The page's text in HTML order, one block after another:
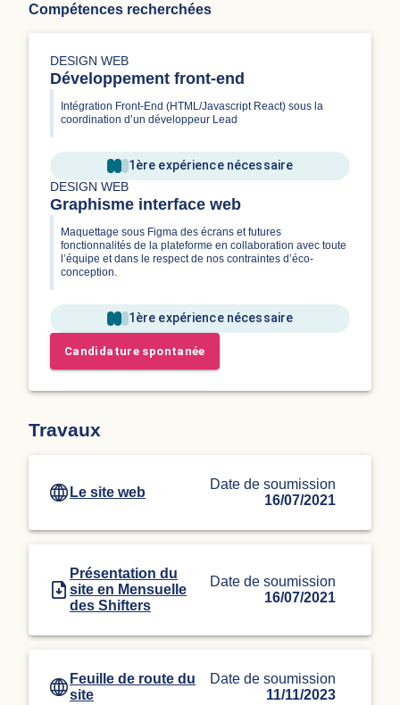
Compétences recherchées
DESIGN WEB
Développement front-end
Intégration Front-End (HTML/Javascript React) sous la
coordination d’un développeur Lead
1ère expérience nécessaire
DESIGN WEB
Graphisme interface web
Maquettage sous Figma des écrans et futures
fonctionnalités de la plateforme en collaboration avec toute
l’équipe et dans le respect de nos contraintes d’éco-
conception.
1ère expérience nécessaire
Candidature spontanée
Travaux
Le site web
Date de soumission
16/07/2021
Présentation du
site en Mensuelle
des Shifters
Date de soumission
16/07/2021
Feuille de route du
site
Date de soumission
11/11/2023